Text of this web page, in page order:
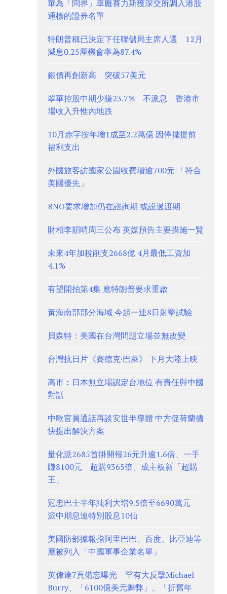
華為「問界」車廠賽力斯獲深交所調入港股
通標的證券名單
特朗普稱已決定下任聯儲局主席人選 12月
減息0.25厘機會率為87.4%
銀價再創新高 突破57美元
翠華控股中期少賺23.7% 不派息 香港市
場收入升惟內地跌
10月赤字按年增1成至2.2萬億 因停擺提前
福利支出
外國旅客訪國家公園收費增逾700元 「符合
美國優先」
BNO要求增加仍在諮詢期 或設過渡期
財相李韻晴周三公布 英媒預告主要措施一覽
未來4年加稅削支2668億 4月最低工資加
4.1%
有望開拍第4集 應特朗普要求重啟
黃海南部部分海域 今起一連8日射擊試驗
貝森特：美國在台灣問題立場並無改變
台灣抗日片《賽德克·巴萊》 下月大陸上映
高市︰日本無立場認定台地位 有責任與中國
對話
中歐官員通話再談安世半導體 中方促荷蘭儘
快提出解決方案
量化派2685首掛開報26元升逾1.6倍、一手
賺8100元 超購9365倍、成主板新「超購
王」
冠忠巴士半年純利大增9.5倍至6690萬元
派中期息連特別股息10仙
美國防部據報指阿里巴巴、百度、比亞迪等
應被列入「中國軍事企業名單」
英偉達7頁備忘曝光 罕有大反擊Michael
Burry、「6100億美元舞弊」、「折舊年